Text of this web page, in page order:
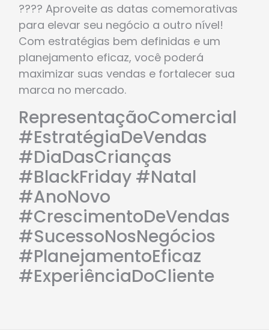
???? Aproveite as datas comemorativas
para elevar seu negócio a outro nível!
Com estratégias bem definidas e um
planejamento eficaz, você poderá
maximizar suas vendas e fortalecer sua
marca no mercado.
RepresentaçãoComercial
#EstratégiaDeVendas
#DiaDasCrianças
#BlackFriday #Natal
#AnoNovo
#CrescimentoDeVendas
#SucessoNosNegócios
#PlanejamentoEficaz
#ExperiênciaDoCliente